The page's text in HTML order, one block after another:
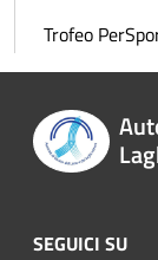
Trofeo
SEGUICI SU